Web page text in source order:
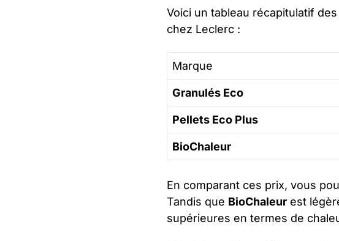
Voici un tableau récapitulatif
chez Leclerc :
Marque
Granulés Eco
Pellets Eco Plus
BioChaleur
En comparant ces prix, vous
Tandis que BioChaleur est
supérieures en termes de